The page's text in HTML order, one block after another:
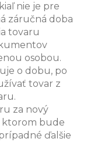
nie je pre
záručná doba
tovaru
osobou.
o dobu, po
tovar z
za nový
ktorom bude
ďalšie